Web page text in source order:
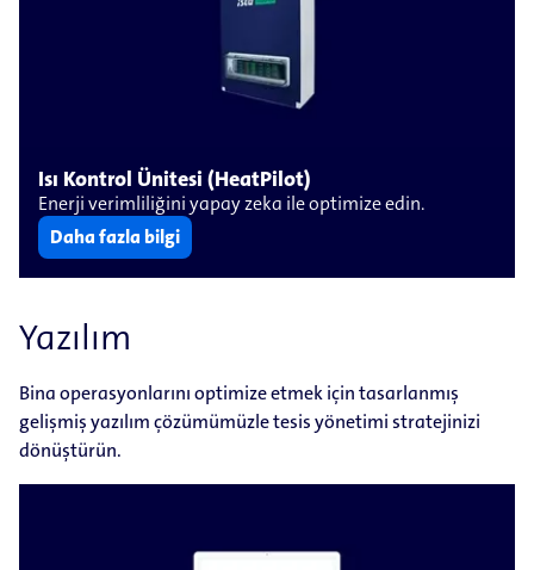
Isı Kontrol Ünitesi (HeatPilot)
Enerji verimliliğini yapay zeka ile optimize edin.
Daha fazla bilgi
Yazılım
Bina operasyonlarını optimize etmek için tasarlanmış
gelişmiş yazılım çözümümüzle tesis yönetimi stratejinizi
dönüştürün.